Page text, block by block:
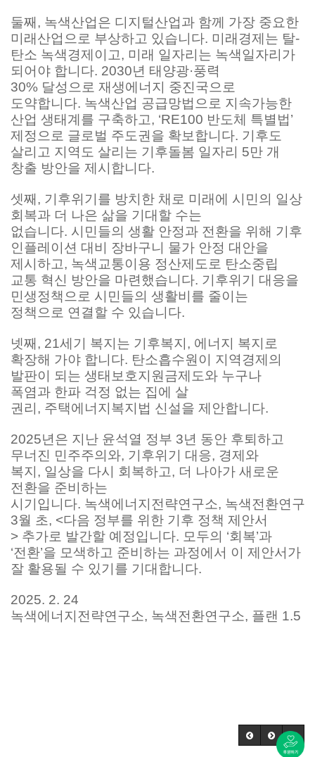
둘째, 녹색산업은 디지털산업과 함께 가장 중요한
미래산업으로 부상하고 있습니다. 미래경제는 탈-
탄소 녹색경제이고, 미래 일자리는 녹색일자리가
되어야 합니다. 2030년 태양광·풍력
30% 달성으로 재생에너지 중진국으로
도약합니다. 녹색산업 공급망법으로 지속가능한
산업 생태계를 구축하고, ‘RE100 반도체 특별법’
제정으로 글로벌 주도권을 확보합니다. 기후도
살리고 지역도 살리는 기후돌봄 일자리 5만 개
창출 방안을 제시합니다.
셋째, 기후위기를 방치한 채로 미래에 시민의 일상
회복과 더 나은 삶을 기대할 수는
없습니다. 시민들의 생활 안정과 전환을 위해 기후
인플레이션 대비 장바구니 물가 안정 대안을
제시하고, 녹색교통이용 정산제도로 탄소중립
교통 혁신 방안을 마련했습니다. 기후위기 대응을
민생정책으로 시민들의 생활비를 줄이는
정책으로 연결할 수 있습니다.
넷째, 21세기 복지는 기후복지, 에너지 복지로
확장해 가야 합니다. 탄소흡수원이 지역경제의
발판이 되는 생태보호지원금제도와 누구나
폭염과 한파 걱정 없는 집에 살
권리, 주택에너지복지법 신설을 제안합니다.
2025년은 지난 윤석열 정부 3년 동안 후퇴하고
무너진 민주주의와, 기후위기 대응, 경제와
복지, 일상을 다시 회복하고, 더 나아가 새로운
전환을 준비하는
시기입니다. 녹색에너지전략연구소, 녹색전환연구
3월 초, <다음 정부를 위한 기후 정책 제안서
> 추가로 발간할 예정입니다. 모두의 ‘회복’과
‘전환’을 모색하고 준비하는 과정에서 이 제안서가
잘 활용될 수 있기를 기대합니다.
2025. 2. 24
녹색에너지전략연구소, 녹색전환연구소, 플랜 1.5